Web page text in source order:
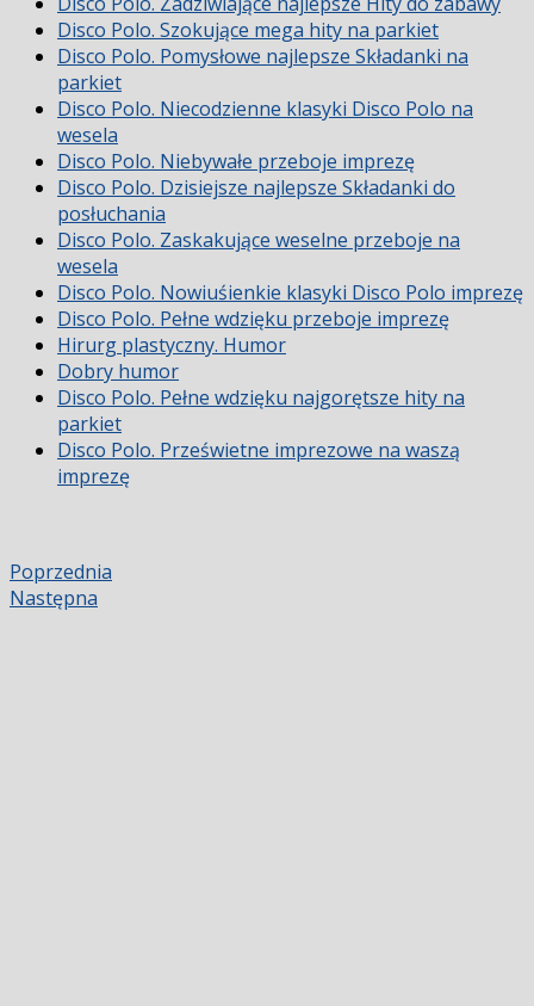
Disco Polo. Szokujące mega hity na parkiet
Disco Polo. Pomysłowe najlepsze Składanki na
parkiet
Disco Polo. Niecodzienne klasyki Disco Polo na
wesela
Disco Polo. Niebywałe przeboje imprezę
Disco Polo. Dzisiejsze najlepsze Składanki do
posłuchania
Disco Polo. Zaskakujące weselne przeboje na
wesela
Disco Polo. Nowiuśienkie klasyki Disco Polo imprezę
Disco Polo. Pełne wdzięku przeboje imprezę
Hirurg plastyczny. Humor
Dobry humor
Disco Polo. Pełne wdzięku najgorętsze hity na
parkiet
Disco Polo. Prześwietne imprezowe na waszą
imprezę
Poprzednia
Następna